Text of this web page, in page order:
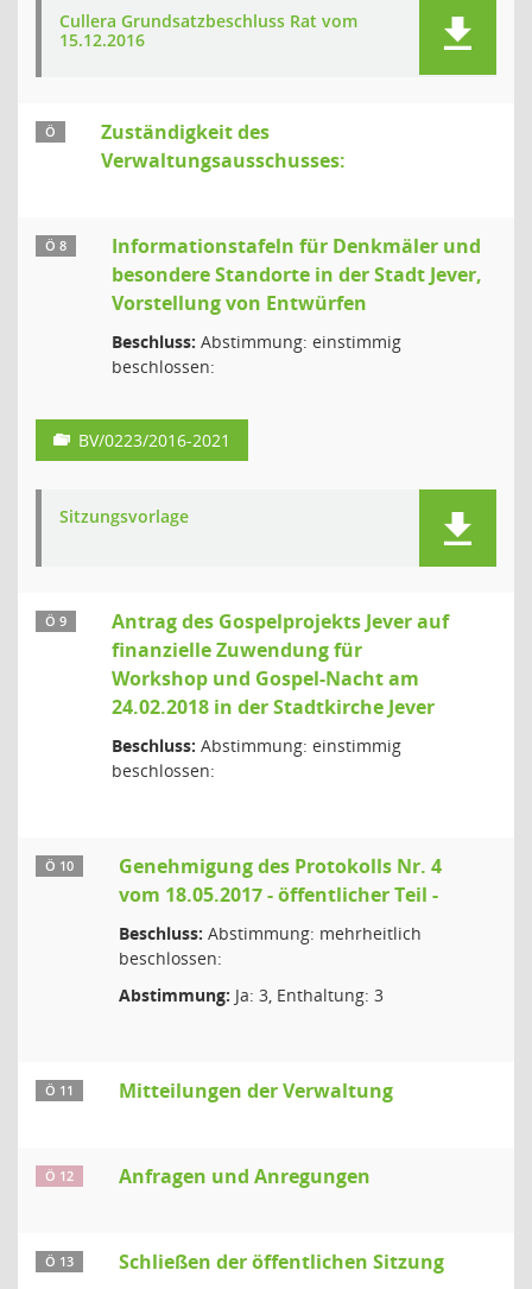
Cullera Grundsatzbeschluss Rat vom
15.12.2016
Ö
Zuständigkeit des
Verwaltungsausschusses:
Ö 8
Informationstafeln für Denkmäler und
besondere Standorte in der Stadt Jever,
Vorstellung von Entwürfen
Beschluss: Abstimmung: einstimmig
beschlossen:
BV/0223/2016-2021
Sitzungsvorlage
Ö 9
Antrag des Gospelprojekts Jever auf
finanzielle Zuwendung für
Workshop und Gospel-Nacht am
24.02.2018 in der Stadtkirche Jever
Beschluss: Abstimmung: einstimmig
beschlossen:
Ö 10
Genehmigung des Protokolls Nr. 4
vom 18.05.2017 - öffentlicher Teil -
Beschluss: Abstimmung: mehrheitlich
beschlossen:
Abstimmung: Ja: 3, Enthaltung: 3
Ö 11 Mitteilungen der Verwaltung
Ö 12 Anfragen und Anregungen
Ö 13 Schließen der öffentlichen Sitzung